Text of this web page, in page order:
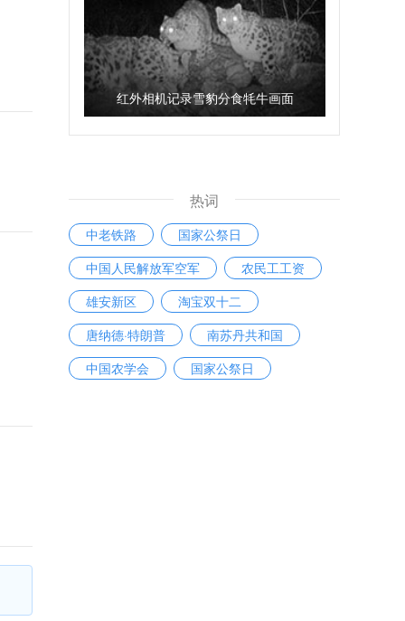
红外相机记录雪豹分食牦牛画面
热词
中老铁路
国家公祭日
中国人民解放军空军
农民工工资
雄安新区
淘宝双十二
唐纳德·特朗普
南苏丹共和国
中国农学会
国家公祭日